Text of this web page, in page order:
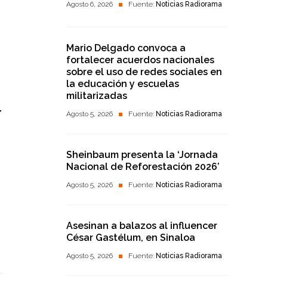
Agosto 6, 2026 Fuente: Noticias Radiorama
Mario Delgado convoca a
fortalecer acuerdos nacionales
sobre el uso de redes sociales en
la educación y escuelas
militarizadas
Agosto 5, 2026 Fuente: Noticias Radiorama
Sheinbaum presenta la ‘Jornada
Nacional de Reforestación 2026’
Agosto 5, 2026 Fuente: Noticias Radiorama
Asesinan a balazos al influencer
César Gastélum, en Sinaloa
Agosto 5, 2026 Fuente: Noticias Radiorama